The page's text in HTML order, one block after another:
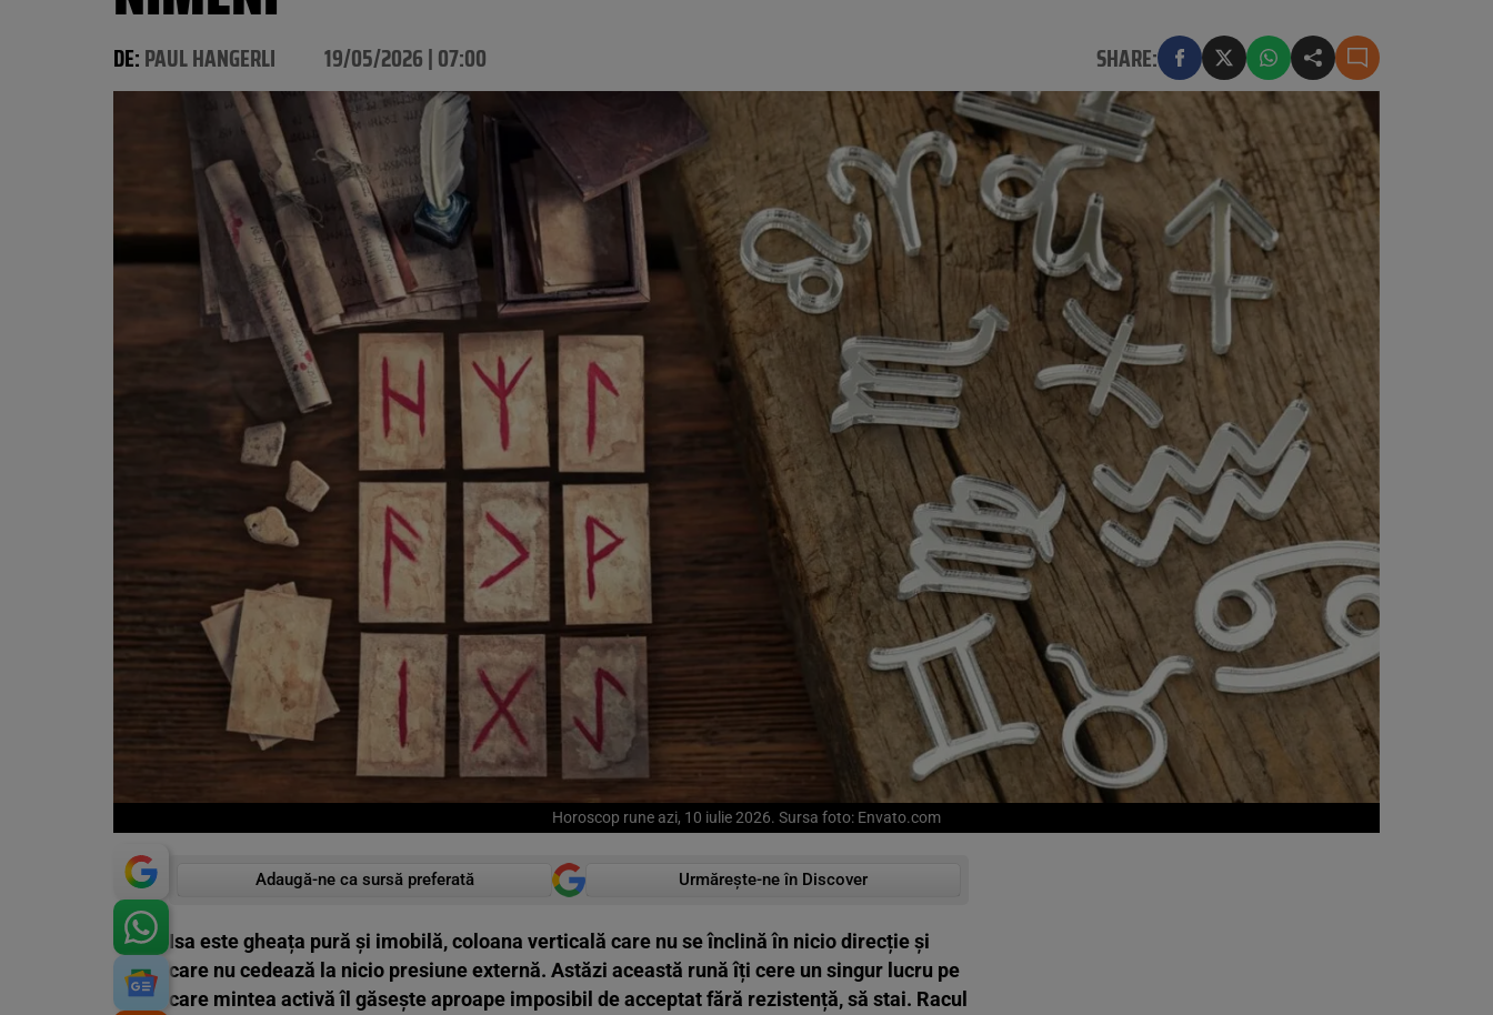
DE:PAUL HANGERLI 19/05/2026 | 07:00 SHARE:
Horoscop rune azi, 10 iulie 2026. Sursa foto: Envato.com
Adaugă-ne ca sursă preferată Urmărește-ne în Discover
Isa este gheața pură și imobilă, coloana verticală care nu se înclină în nicio direcție și
care nu cedează la nicio presiune externă. Astăzi această rună îți cere un singur lucru pe
care mintea activă îl găsește aproape imposibil de acceptat fără rezistență, să stai. Racul